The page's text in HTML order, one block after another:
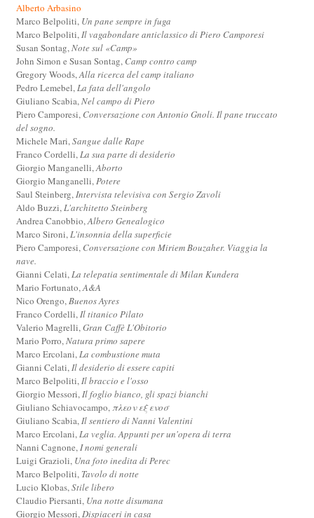
Alberto Arbasino
Marco Belpoliti, Un pane sempre in fuga
Marco Belpoliti,Il vagabondare anticlassico di Piero Camporesi
Susan Sontag,Note sul «Camp»
John Simon e Susan Sontag, Camp contro camp
Gregory Woods,Alla ricerca del camp italiano
Pedro Lemebel,La fata dell'angolo
Giuliano Scabia,Nel campo di Piero
Piero Camporesi, Conversazione con Antonio Gnoli. Il pane truccato
del sogno.
Michele Mari,Sangue dalle Rape
Franco Cordelli,La sua parte di desiderio
Giorgio Manganelli,Aborto
Giorgio Manganelli,Potere
Saul Steinberg,Intervista televisiva con Sergio Zavoli
Aldo Buzzi,L'architetto Steinberg
Andrea Canobbio,Albero Genealogico
Marco Sironi,L'insonnia della superficie
Piero Camporesi, Conversazione con Miriem Bouzaher. Viaggia la
nave.
Gianni Celati,La telepatia sentimentale di Milan Kundera
Mario Fortunato,A&A
Nico Orengo,Buenos Ayres
Franco Cordelli,Il titanico Pilato
Valerio Magrelli,Gran Caffè L'Obitorio
Mario Porro,Natura primo sapere
Marco Ercolani,La combustione muta
Gianni Celati,Il desiderio di essere capiti
Marco Belpoliti,Il braccio e l'osso
Giorgio Messori,Il foglio bianco, gli spazi bianchi
Giuliano Schiavocampo,πλεον εξ ενοσ
Giuliano Scabia,Il sentiero di Nanni Valentini
Marco Ercolani,La veglia. Appunti per un'opera di terra
Nanni Cagnone,I nomi generali
Luigi Grazioli, Una foto inedita di Perec
Marco Belpoliti, Tavolo di notte
Lucio Klobas,Stile libero
Claudio Piersanti, Una notte disumana
Giorgio Messori,Dispiaceri in casa